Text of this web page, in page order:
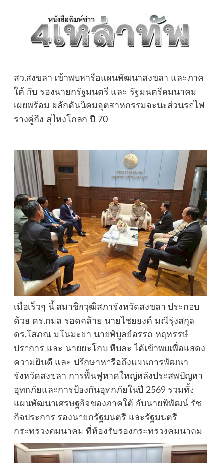
สว.สงขลา เข้าพบหารือแผนพัฒนาสงขลา และภาค
ใต้ กับ รองนายกรัฐมนตรี และ รัฐมนตรีคมนาคม
เผยพร้อม ผลักดันนิคมอุตสาหกรรมจะนะส่วนรถไฟ
รางคู่ถึง สุไหงโกลก ปี 70
เมื่อเร็วๆ นี้ สมาชิกวุฒิสภาจังหวัดสงขลา ประกอบ
ด้วย ดร.กมล รอดคล้าย นายไชยยงค์ มณีรุ่งสกุล
ดร.โสภณ มโนมะยา นายพิบูลย์อรรถ หฤหรรษ์
ปราการ และ นายยะโกบ หีบละ ได้เข้าพบเพื่อแสดง
ความยินดี และ ปรึกษาหารือถึงแผนการพัฒนา
จังหวัดสงขลา การฟื้นฟูหาดใหญ่หลังประสพปัญหา
อุทกภัยและการป้องกันอุทกภัยในปี 2569 รวมทั้ง
แผนพัฒนาเศรษฐกิจของภาคใต้ กับนายพิพัฒน์ รัช
กิจประการ รองนายกรัฐมนตรี และรัฐมนตรี
กระทรวงคมนาคม ที่ห้องรับรองกระทรวงคมนาคม